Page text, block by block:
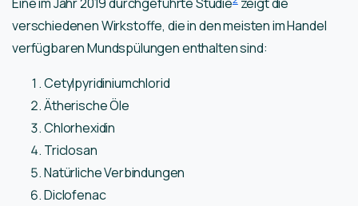
verschiedenen Wirkstoffe, die in den meisten im Handel
verfügbaren Mundspülungen enthalten sind:
Cetylpyridiniumchlorid
Ätherische Öle
Chlorhexidin
Triclosan
Natürliche Verbindungen
Diclofenac